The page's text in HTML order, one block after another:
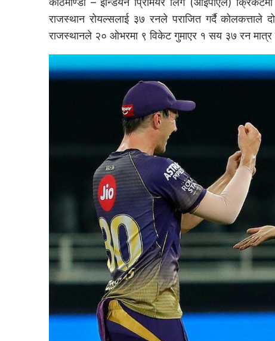
राजस्थान रोयल्सलाई ३७ रनले पराजित गर्दै कोलकत्ताले
राजस्थानले २० ओभरमा ९ विकेट गुमाएर १ सय ३७ रन मात्र